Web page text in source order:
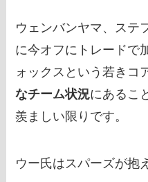
ウェンバンヤマ、ステ
に今オフにトレードで
ォックスという若きコ
なチーム状況にあるこ
羨ましい限りです。
ウー氏はスパーズが抱